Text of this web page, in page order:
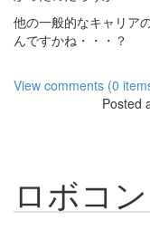
他の一般的なキャリア
んですかね・・・？
View comments (0
Posted
ロボコ